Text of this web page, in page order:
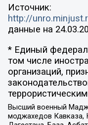
Источник:
http://
данные на
* Единый
том числе
организаций,
Высший военный
моджахедов Кавказа,